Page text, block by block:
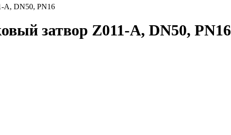
A, DN50, PN16
затвор Z011-A, DN50, PN16